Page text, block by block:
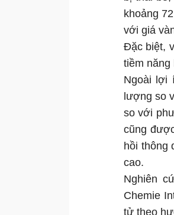
khoảng
với giá
Đặc biệt,
tiềm năng
Ngoài lợi
lượng so
so với
cũng
hồi thông
cao.
Nghiên
Chemie
tử theo